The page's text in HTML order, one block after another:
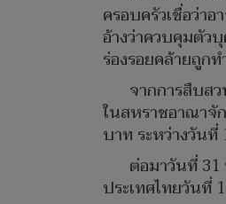
ครอบครัวเชื่อว่า
อ้างว่าควบคุมตัว
ร่องรอยคล้ายถูก
จากการสืบส
ในสหราชอาณาจั
บาท ระหว่างวัน
ต่อมาวันที่ 31
ประเทศไทยวันที่